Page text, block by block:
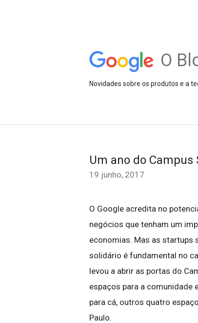
O
Novidades sobre os produtos e a
Um ano do Campus
19 junho, 2017
O Google acredita no
negócios que tenham um
economias. Mas as startups
solidário é fundamental no
levou a abrir as portas do
espaços para a comunidade
para cá, outros quatro
Paulo.